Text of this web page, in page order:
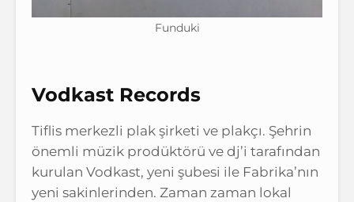
Funduki
Vodkast Records
Tiflis merkezli plak şirketi ve plakçı. Şehrin
önemli müzik prodüktörü ve dj’i tarafından
kurulan Vodkast, yeni şubesi ile Fabrika’nın
yeni sakinlerinden. Zaman zaman lokal